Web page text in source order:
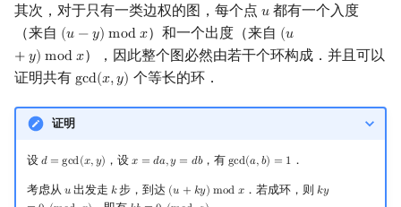
Meissel–Lehmer 算法
连分数
Stern–Brocot 树与 Farey
Pell 方程
其次，对于只有一类边权的图，每个点 𝑢
u 都有一个入度
（来自 (𝑢 −𝑦) mod𝑥
(u−y) modx ）和一个出度（来自 (𝑢
+𝑦) mod𝑥
(u+
），因此整个图必然由若干个环构成．并且可以
证明共有 gcd(𝑥,𝑦)
gcd(x,y) 个等长的环．
证明
设 𝑑 = gcd(𝑥,𝑦)
d =gcd(x,y) ，设 𝑥 = 𝑑𝑎,𝑦 = 𝑑𝑏
x= da,y=db ，有gcd(𝑎,𝑏) = 1
gcd(a, b) =1 ．
考虑从 𝑢
u出发走 𝑘
k步，到达 (𝑢 + 𝑘𝑦) mod 𝑥
(u+ky)modx ．若成环，则 𝑘𝑦
ky≡